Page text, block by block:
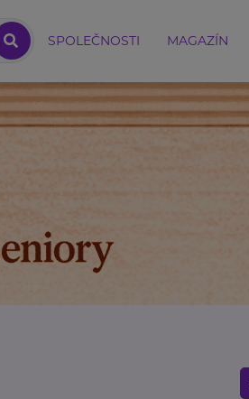
SPOLEČNOSTI MAGAZÍN